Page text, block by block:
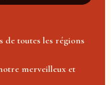
de toutes les régions
merveilleux et